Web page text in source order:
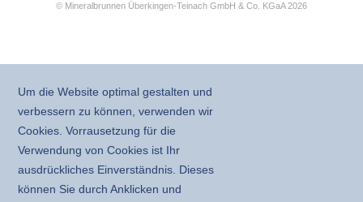
© Mineralbrunnen Überkingen-Teinach GmbH & Co. KGaA 2026
Um die Website optimal gestalten und
verbessern zu können, verwenden wir
Cookies. Vorrausetzung für die
Verwendung von Cookies ist Ihr
ausdrückliches Einverständnis. Dieses
können Sie durch Anklicken und